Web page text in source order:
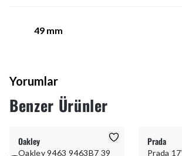
49 mm
Yorumlar
Benzer Ürünler
Oakley
Oakley 9463 9463B7 39
Prada
Prada